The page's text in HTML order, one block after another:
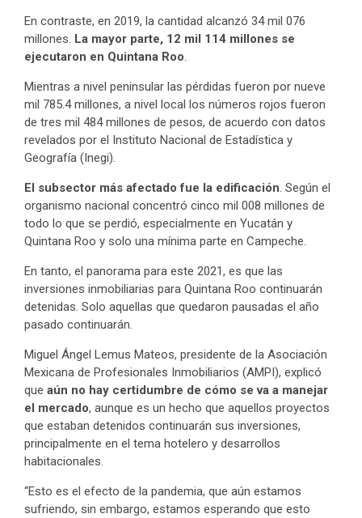
En contraste, en 2019, la cantidad alcanzó 34 mil 076
millones. La mayor parte, 12 mil 114 millones se
ejecutaron en Quintana Roo.
Mientras a nivel peninsular las pérdidas fueron por nueve
mil 785.4 millones, a nivel local los números rojos fueron
de tres mil 484 millones de pesos, de acuerdo con datos
revelados por el Instituto Nacional de Estadística y
Geografía (Inegi).
El subsector más afectado fue la edificación. Según el
organismo nacional concentró cinco mil 008 millones de
todo lo que se perdió, especialmente en Yucatán y
Quintana Roo y solo una mínima parte en Campeche.
En tanto, el panorama para este 2021, es que las
inversiones inmobiliarias para Quintana Roo continuarán
detenidas. Solo aquellas que quedaron pausadas el año
pasado continuarán.
Miguel Ángel Lemus Mateos, presidente de la Asociación
Mexicana de Profesionales Inmobiliarios (AMPI), explicó
que aún no hay certidumbre de cómo se va a manejar
el mercado, aunque es un hecho que aquellos proyectos
que estaban detenidos continuarán sus inversiones,
principalmente en el tema hotelero y desarrollos
habitacionales.
“Esto es el efecto de la pandemia, que aún estamos
sufriendo, sin embargo, estamos esperando que esto